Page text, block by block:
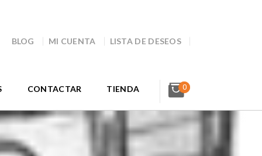
BLOG MI CUENTA LISTA DE DESEOS
CONTACTAR TIENDA 0